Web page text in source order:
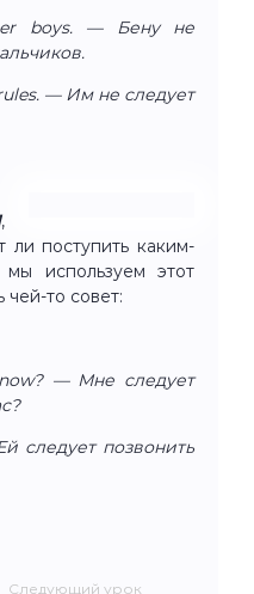
boys. — Бену не
— Им не следует
,
ли поступить каким-
используем этот
чей-то совет:
— Мне следует
следует позвонить
Следующий урок